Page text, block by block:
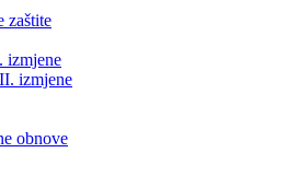
zaštite
izmjene
izmjene
obnove